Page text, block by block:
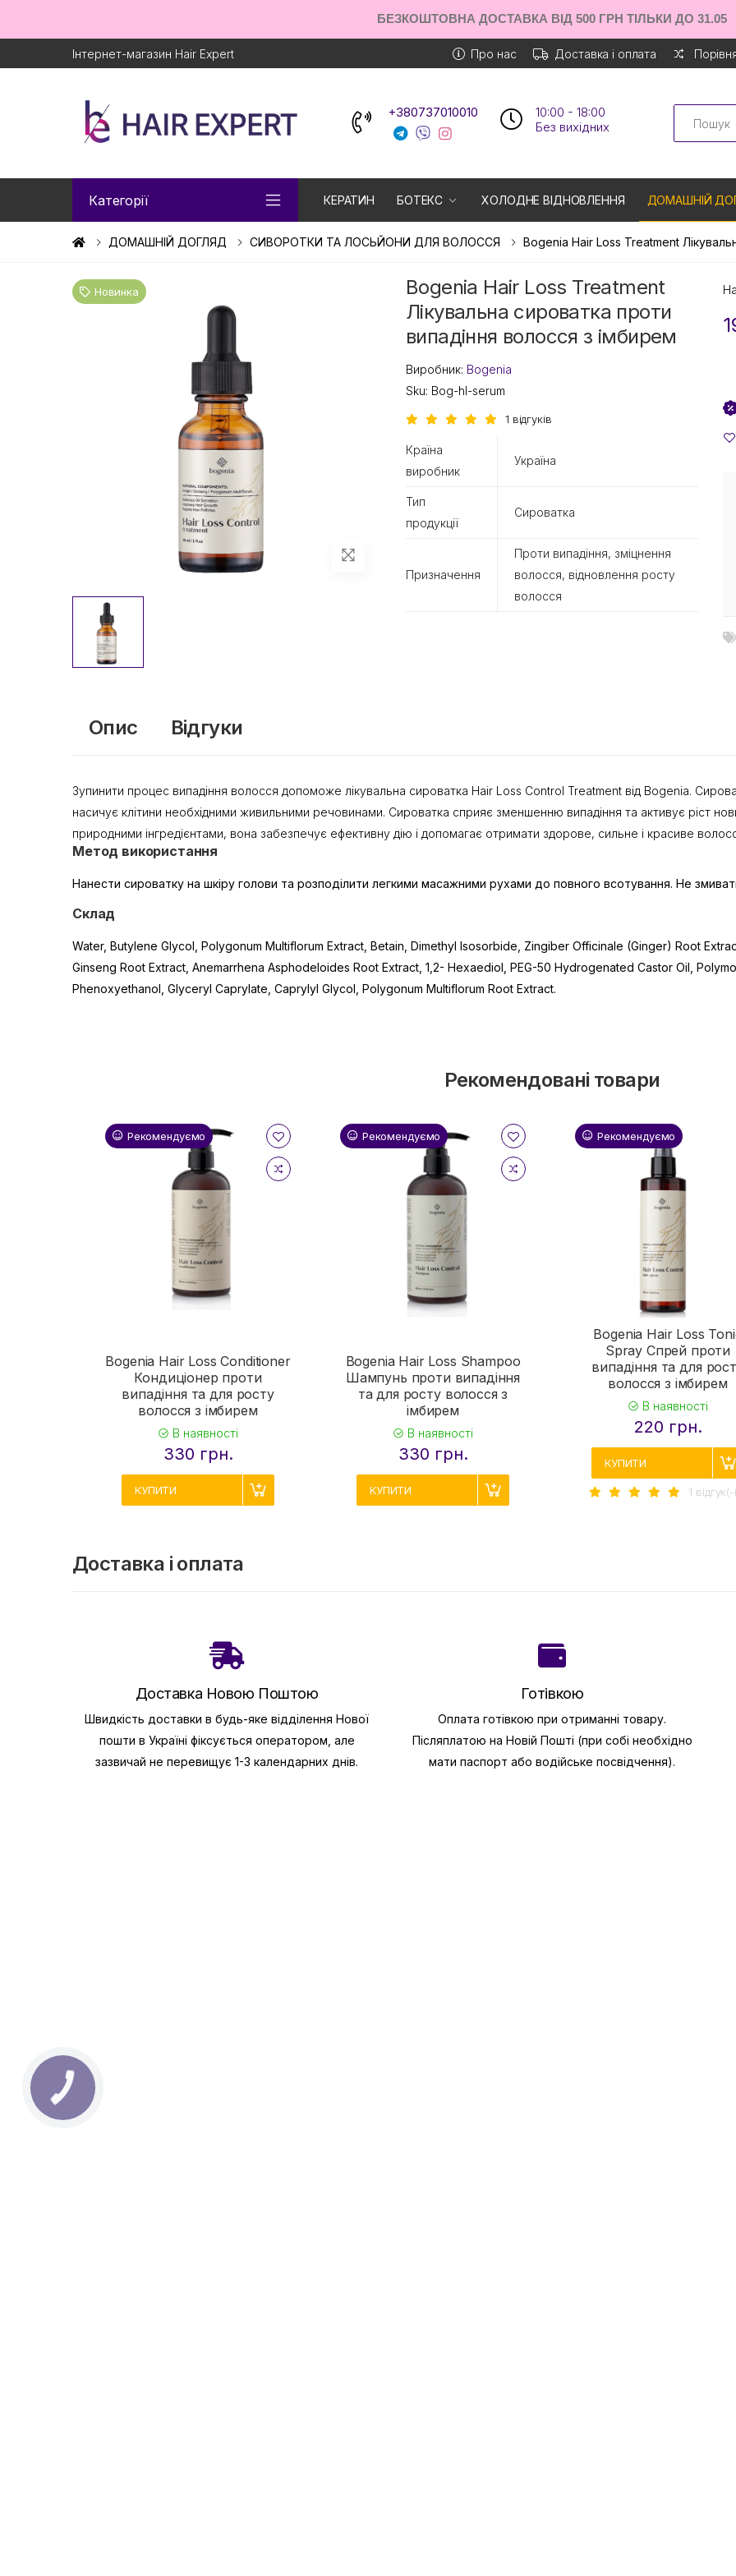
БЕЗКОШТОВНА ДОСТАВКА ВІД 500 ГРН ТІЛЬКИ ДО 31.05
Інтернет-магазин Hair Expert Про нас Доставка і оплата
+380737010010
10:00 - 18:00
Без вихiдних
Search
Категорії КЕРАТИН БОТЕКС ХОЛОДНЕ ВІДНОВЛЕННЯ ДОМАШНІЙ
ДОМАШНІЙ ДОГЛЯД СИВОРОТКИ ТА ЛОСЬЙОНИ ДЛЯ ВОЛОССЯ Bogenia Hair Loss Treatment
Новинка
Bogenia Hair Loss Treatment
Лікувальна сироватка проти
випадіння волосся з імбирем
Виробник: Bogenia
Sku: Bog-hl-serum
1 відгуків
Країна
виробник
Україна
Тип
продукції
Сироватка
Призначення
Проти випадіння, зміцнення
волосся, відновлення росту
волосся
Опис Відгуки
Зупинити процес випадіння волосся допоможе лікувальна сироватка Hair Loss Control Treatment від Bogenia.
насичує клітини необхідними живильними речовинами. Сироватка сприяє зменшенню випадіння та активує ріст
природними інгредієнтами, вона забезпечує ефективну дію і допомагає отримати здорове, сильне і красиве
Метод використання
Нанести сироватку на шкіру голови та розподілити легкими масажними рухами до повного всотування. Не
Склад
Water, Butylene Glycol, Polygonum Multiflorum Extract, Betain, Dimethyl Isosorbide, Zingiber Officinale (Ginger) Root
Ginseng Root Extract, Anemarrhena Asphodeloides Root Extract, 1,2- Hexaediol, PEG-50 Hydrogenated Castor Oil,
Phenoxyethanol, Glyceryl Caprylate, Caprylyl Glycol, Polygonum Multiflorum Root Extract.
Рекомендовані товари
Рекомендуємо
Bogenia Hair Loss Conditioner
Кондиціонер проти
випадіння та для росту
волосся з імбирем
В наявності
330 грн.
КУПИТИ
Рекомендуємо
Bogenia Hair Loss Shampoo
Шампунь проти випадіння
та для росту волосся з
імбирем
В наявності
330 грн.
КУПИТИ
Рекомендуємо
Bogenia Hair Loss
Spray Спрей проти
випадіння та для
волосся з імбирем
В наявності
220 грн.
КУПИТИ
1
Доставка і оплата
Доставка Новою Поштою
Швидкість доставки в будь-яке відділення Нової
пошти в Україні фіксується оператором, але
зазвичай не перевищує 1-3 календарних днів.
Готівкою
Оплата готівкою при отриманні товару.
Післяплатою на Новій Пошті (при собі необхідно
мати паспорт або водійське посвідчення).